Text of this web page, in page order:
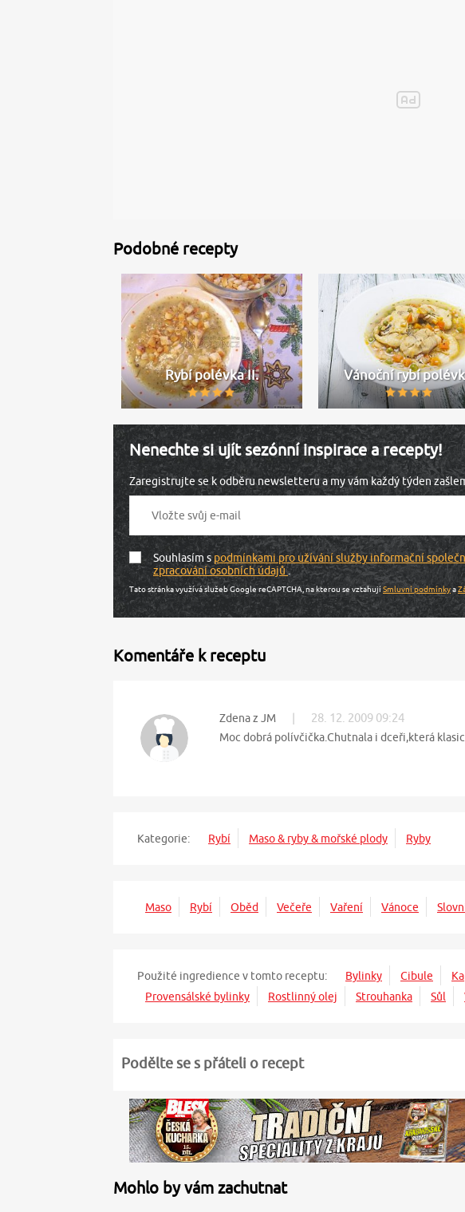
Podobné recepty
Rybí polévka II. Vánoční rybí
Nenechte si ujít sezónní inspirace a recepty!
Zaregistrujte se k odběru newsletteru a my vám každý týden
Souhlasím spodmínkami pro užívání služby informační
zpracování osobních údajů.
Tato stránka využívá služeb Google reCAPTCHA, na kterou se vztahujíSmluvní podmínkya
Komentáře k receptu
Zdena z JM 28. 12. 2009 09:24
Moc dobrá polívčička.Chutnala i dceři,která
Kategorie: Rybí Maso & ryby & mořské plody Ryby
Maso Rybí Oběd Večeře Vaření Vánoce
Použité ingredience v tomto receptu: Bylinky Cibule
Provensálské bylinky
Rostlinný olej Strouhanka Sůl
Podělte se s přáteli o recept
Mohlo by vám zachutnat